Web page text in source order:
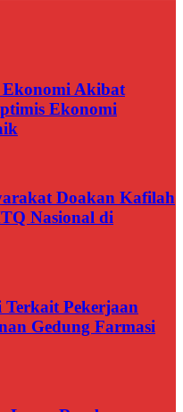
Ekonomi Akibat
Ekonomi
Doakan Kafilah
Nasional di
Terkait Pekerjaan
Gedung Farmasi